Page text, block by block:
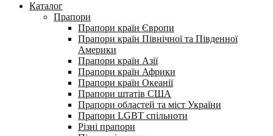
Каталог
Прапори
Прапори країн Європи
Прапори країн Північної та Південної
Америки
Прапори країн Азії
Прапори країн Африки
Прапори країн Океанії
Прапори штатів США
Прапори областей та міст України
Прапори LGBT спільноти
Різні прапори